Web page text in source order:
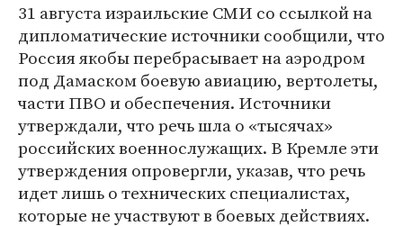
31 августа израильские СМИ со ссылкой на
дипломатические источники сообщили, что
Россия якобы перебрасывает на аэродром
под Дамаском боевую авиацию, вертолеты,
части ПВО и обеспечения. Источники
утверждали, что речь шла о «тысячах»
российских военнослужащих. В Кремле эти
утверждения опровергли, указав, что речь
идет лишь о технических специалистах,
которые не участвуют в боевых действиях.